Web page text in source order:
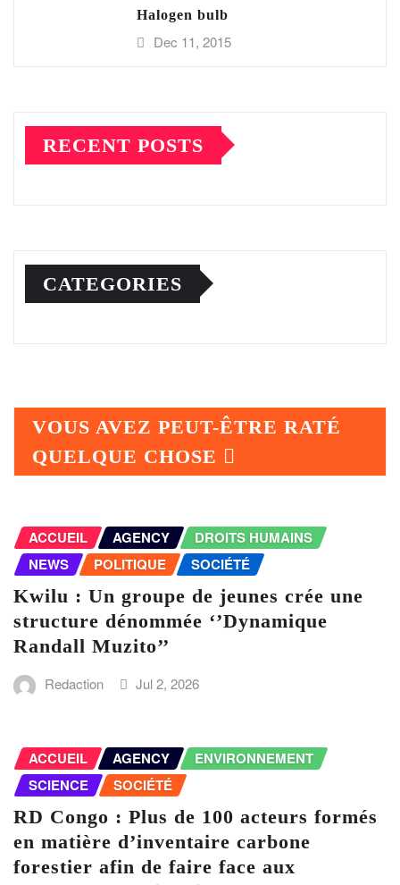
Halogen bulb
Dec 11, 2015
RECENT POSTS
CATEGORIES
VOUS AVEZ PEUT-ÊTRE RATÉ
QUELQUE CHOSE
ACCUEIL AGENCY
DROITS HUMAINS
NEWS
POLITIQUE SOCIÉTÉ
Kwilu : Un groupe de jeunes crée une
structure dénommée ‘’Dynamique
Randall Muzito’’
Redaction Jul 2, 2026
ACCUEIL AGENCY
ENVIRONNEMENT
SCIENCE
SOCIÉTÉ
RD Congo : Plus de 100 acteurs formés
en matière d’inventaire carbone
forestier afin de faire face aux